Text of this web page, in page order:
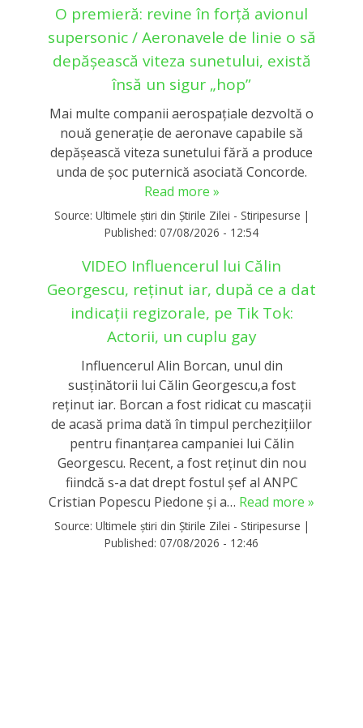
O premieră: revine în forță avionul
supersonic / Aeronavele de linie o să
depășească viteza sunetului, există
însă un sigur „hop”
Mai multe companii aerospațiale dezvoltă o
nouă generație de aeronave capabile să
depășească viteza sunetului fără a produce
unda de șoc puternică asociată Concorde.
Read more »
Source: Ultimele știri din Știrile Zilei - Stiripesurse |
Published: 07/08/2026 - 12:54
VIDEO Influencerul lui Călin
Georgescu, reținut iar, după ce a dat
indicații regizorale, pe Tik Tok:
Actorii, un cuplu gay
Influencerul Alin Borcan, unul din
susținătorii lui Călin Georgescu,a fost
reținut iar. Borcan a fost ridicat cu mascații
de acasă prima dată în timpul perchezițiilor
pentru finanțarea campaniei lui Călin
Georgescu. Recent, a fost reținut din nou
fiindcă s-a dat drept fostul șef al ANPC
Cristian Popescu Piedone și a… Read more »
Source: Ultimele știri din Știrile Zilei - Stiripesurse |
Published: 07/08/2026 - 12:46